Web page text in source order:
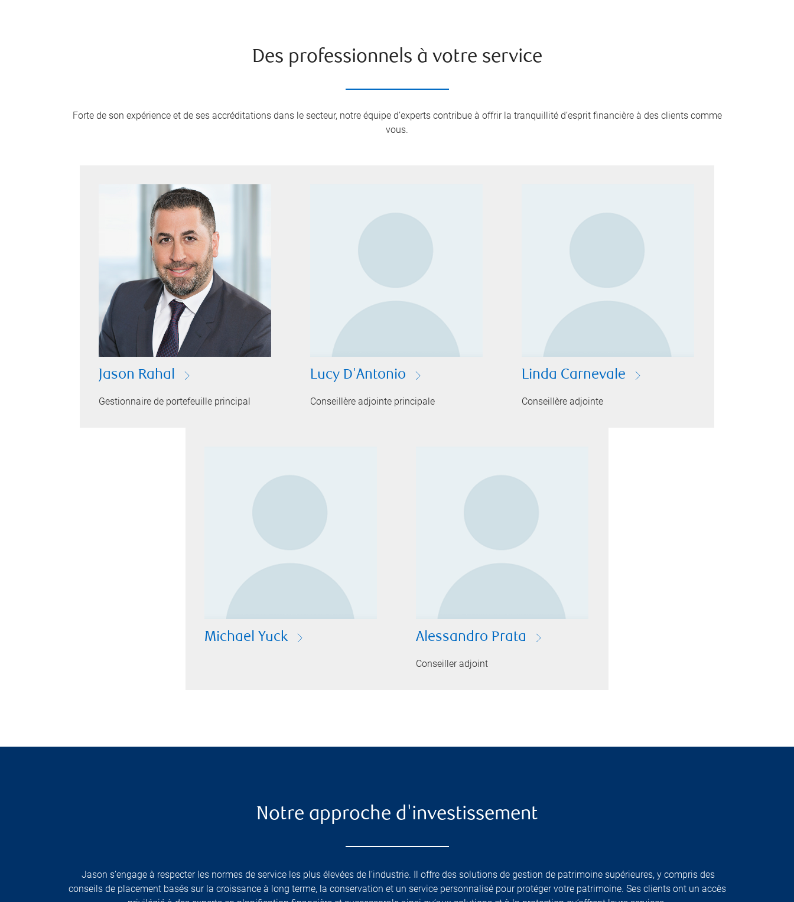
Des professionnels à votre service
Forte de son expérience et de ses accréditations dans le secteur, notre équipe d’experts contribue à offrir la tranquillité d’esprit financière à des clients comme
vous.
Jason Rahal
Gestionnaire de portefeuille principal
Lucy D'Antonio
Conseillère adjointe principale
Linda Carnevale
Conseillère adjointe
Michael Yuck Alessandro Prata
Conseiller adjoint
Notre approche d'investissement
Jason s’engage à respecter les normes de service les plus élevées de l’industrie. Il offre des solutions de gestion de patrimoine supérieures, y compris des
conseils de placement basés sur la croissance à long terme, la conservation et un service personnalisé pour protéger votre patrimoine. Ses clients ont un accès